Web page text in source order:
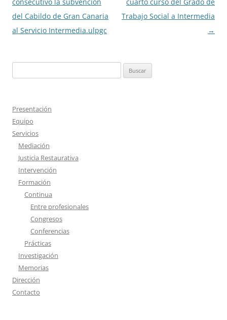
de
entradas
consecutivo la subvención
del Cabildo de Gran Canaria
al Servicio Intermedia.ulpgc
cuarto curso del Grado de
Trabajo Social a Intermedia
→
u
c
a
r
Presentación
Equipo
Servicios
Mediación
Justicia Restaurativa
Intervención
Formación
Continua
Entre profesionales
Congresos
Conferencias
Prácticas
Investigación
Memorias
Dirección
Contacto